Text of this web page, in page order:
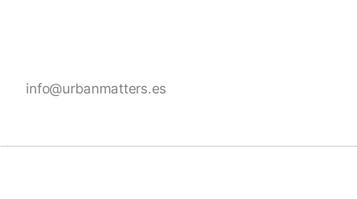
info@urbanmatters.es